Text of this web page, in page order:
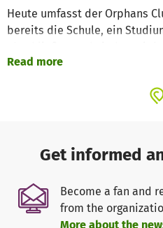
Heute umfasst der Orphans
bereits die Schule, ein
das Hauptziel von Margaret ist.
Wenn ein Kind „flügge“ wird,
wird von den Benediktinern
Jahren regelmäßig
aufrecht gehalten, obwohl
verdoppelt haben.
heute nur für ungefähr 75
Read more
Get informed
Become a fan and
from the
More about the